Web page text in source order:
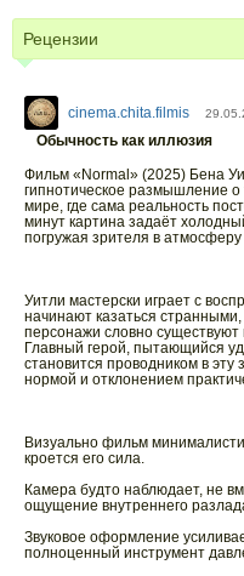
Рецензии
cinema.chita.filmis
Обычность как иллюзия
Фильм «Normal» (2025) Бена
гипнотическое размышление
мире, где сама реальность
минут картина задаёт
погружая зрителя в
Уитли мастерски играет с
начинают казаться
персонажи словно существуют
Главный герой, пытающийся
становится проводником в эту
нормой и отклонением
Визуально фильм
кроется его сила.
Камера будто наблюдает, не
ощущение внутреннего
Звуковое оформление
полноценный инструмент